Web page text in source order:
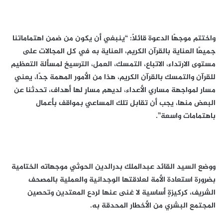
واختتم موجهًا الدعوة قائلاً: “ينبغي أن يكون من ضمن اهتماماتنا
جميعًا العناية بالقرآن الكريم، العناية به في كل المجالات على
مستوى الارتداء، الاتباع، التمسك، العمل، الترسيخ لمسألة التعظيم
للقرآن والتمسك بالقرآن الكريم، هذا من الأمور المهمة جدًا، يعني
مسار لمواجهة مساري الأعداء، لديهم مسارٍ لها أهداف، تحدثنا عن
البعض منها، يجب أن تقابل تلك المساعي بمواقف بأعمال
باهتمامات واسعة”.
ووضع السيد القائد عبدالملك بدرالدين الحوثي موجهاته الختامية
بضرورة استعادة الأمة لعلاقتها الوجدانية والعملية بالمصحف
الشريف، كركيزةٍ أساسية لا غنى عنها لردع المعتدين وتحصين
المجتمع البشري من الأخطار المحدقة به.